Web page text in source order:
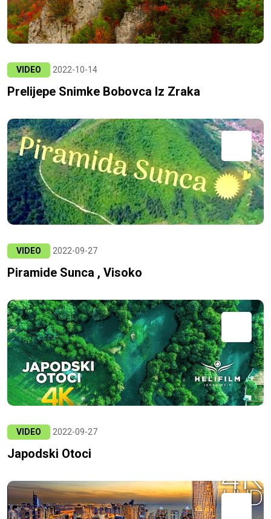
VIDEO 2022-10-14
Prelijepe Snimke Bobovca Iz Zraka
VIDEO 2022-09-27
Piramide Sunca , Visoko
VIDEO 2022-09-27
Japodski Otoci